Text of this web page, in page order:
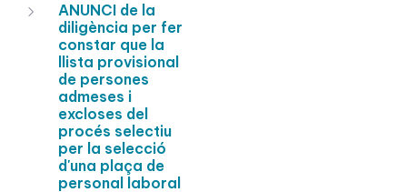
ANUNCI de la
diligència per fer
constar que la
llista provisional
de persones
admeses i
excloses del
procés selectiu
per la selecció
d'una plaça de
personal laboral